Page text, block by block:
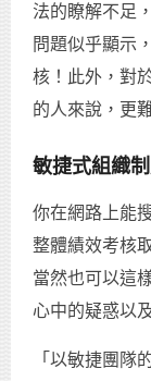
法的瞭解不足
問題似乎顯示
核！此外，對
的人來說，更
敏捷式組織
你在網路上能
整體績效考核
當然也可以這
心中的疑惑以
「以敏捷團隊